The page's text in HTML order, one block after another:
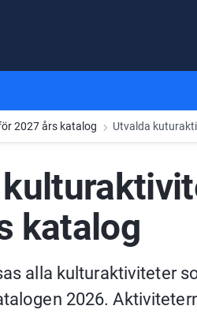
2027 års katalog Utvalda
katalog
alla kulturaktiviteter
2026.